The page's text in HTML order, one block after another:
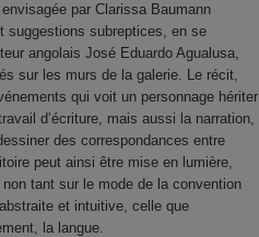
par Clarissa Baumann
suggestions subreptices, en se
angolais José Eduardo Agualusa,
sur les murs de la galerie. Le récit,
qui voit un personnage hériter
d’écriture, mais aussi la narration,
des correspondances entre
peut ainsi être mise en lumière,
tant sur le mode de la convention
et intuitive, celle que
la langue.